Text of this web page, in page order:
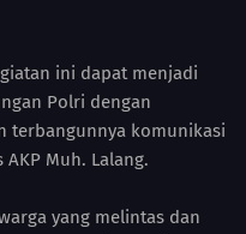
ini dapat menjadi
Polri dengan
terbangunnya komunikasi
Muh. Lalang.
yang melintas dan